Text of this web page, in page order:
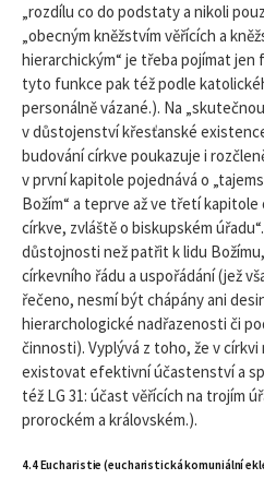
„rozdílu co do podstaty a nikoli
„obecným kněžstvím věřících a
hierarchickým“ je třeba pojímat jen
tyto funkce pak též podle
personálně vázané.). Na
v důstojenství křesťanské
budování církve poukazuje i
v první kapitole pojednává o
Božím“ a teprve až ve třetí
církve, zvláště o biskupském
důstojnosti než patřit k lidu
církevního řádu a uspořádání (jež
řečeno, nesmí být chápány ani
hierarchologické nadřazenosti či
činnosti). Vyplývá z toho, že v církvi
existovat efektivní účastenství a
též LG 31: účast věřících na trojím
prorockém a královském.).
4.4 Eucharistie (eucharistická komuniální